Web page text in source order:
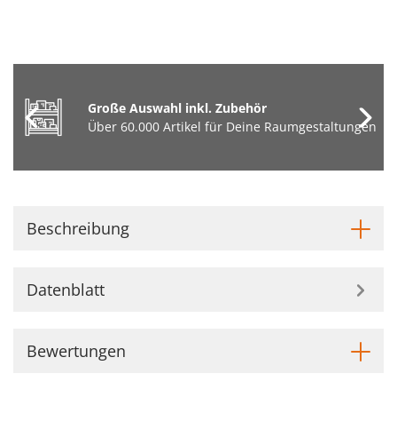
Große Auswahl inkl. Zubehör
Über 60.000 Artikel für Deine Raumgestaltungen
Beschreibung
Datenblatt
Bewertungen